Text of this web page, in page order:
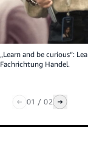
„Learn and be curious“:
Fachrichtung Handel.
01 / 02